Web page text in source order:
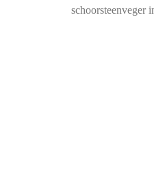
schoorsteenveger